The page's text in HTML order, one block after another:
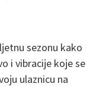
sezonu kako
i vibracije koje se
ulaznicu na